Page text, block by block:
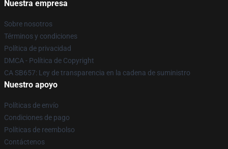
Nuestra empresa
Sobre nosotros
Términos y condiciones
Política de privacidad
DMCA - Política de Copyright
CA SB657: Ley de transparencia en la cadena de suministro
Nuestro apoyo
Políticas de envío
Condiciones de pago
Políticas de reembolso
Contáctenos